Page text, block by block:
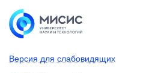
Версия для слабовидящих